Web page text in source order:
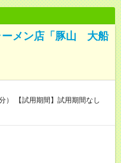
ーメン店「豚山 大船
★昇給あり ★前払い可（稼働分） 【試用期間】試用期間なし